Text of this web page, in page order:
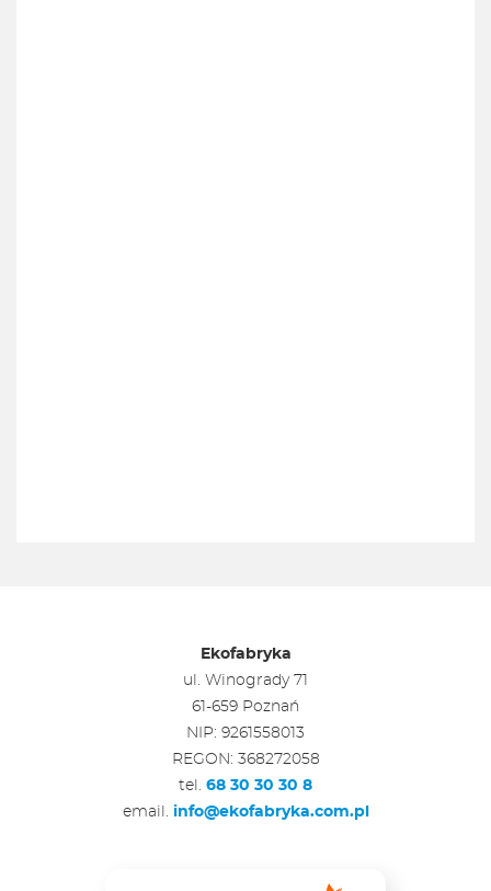
Ekofabryka
ul. Winogrady 71
61-659 Poznań
NIP: 9261558013
REGON: 368272058
tel. 68 30 30 30 8
email. info@ekofabryka.com.pl